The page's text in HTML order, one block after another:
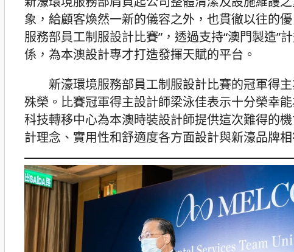
象，給顧客煥然一新的儀容之外，也貫徹以往的
服務部員工制服設計比賽”，透過支持“澳門製造
係，為本澳設計專才打造發揮天賦的平台。
新濠環境服務部員工制服設計比賽的冠軍得主
殊榮。比賽冠軍得主設計師梁泳佳表示十分榮幸
科技轉移中心為本澳時裝設計師提供這次難得的
計理念、實用性和舒適度各方面設計與新濠品牌相